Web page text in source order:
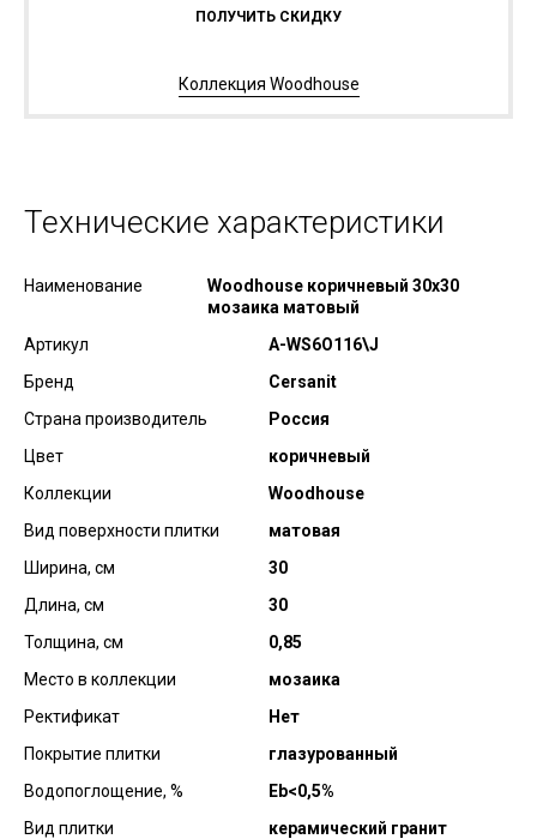
ПОЛУЧИТЬ СКИДКУ
Коллекция Woodhouse
Технические характеристики
Наименование
Woodhouse коричневый 30x30
мозаика матовый
Артикул
A-WS6O116\J
Бренд
Cersanit
Страна производитель
Россия
Цвет
коричневый
Коллекции
Woodhouse
Вид поверхности плитки
матовая
Ширина, см
30
Длина, см
30
Толщина, см
0,85
Место в коллекции
мозаика
Ректификат
Нет
Покрытие плитки
глазурованный
Водопоглощение, %
Еb<0,5%
Вид плитки
керамический гранит